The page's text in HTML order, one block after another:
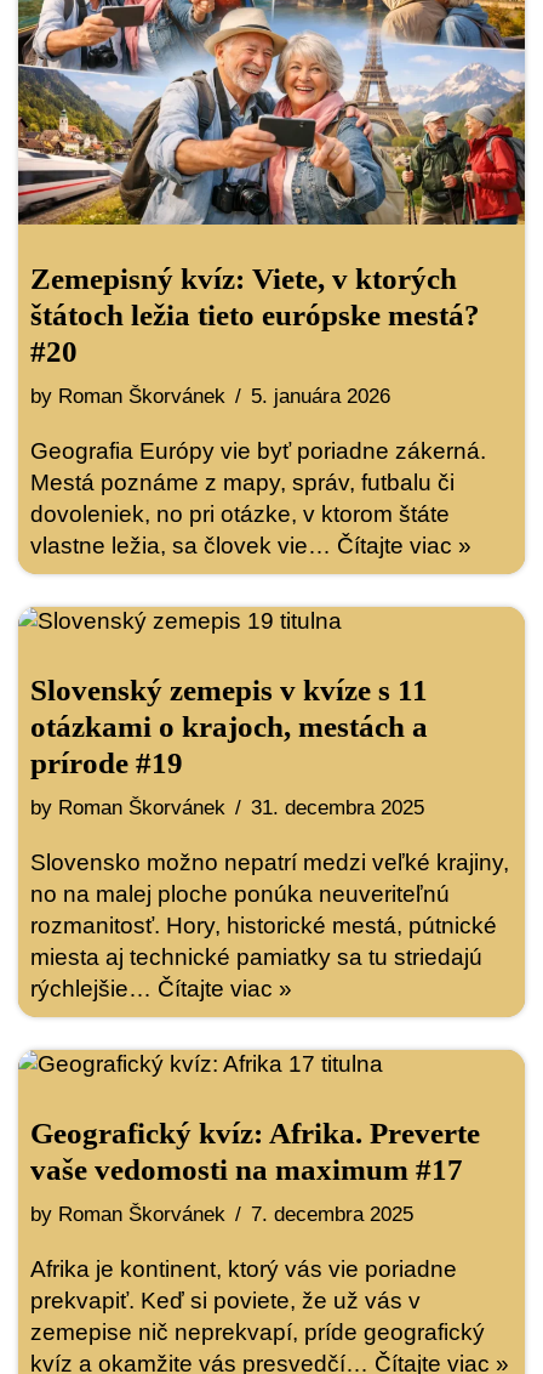
Zemepisný kvíz: Viete, v ktorých
štátoch ležia tieto európske mestá?
#20
by Roman Škorvánek 5. januára 2026
Geografia Európy vie byť poriadne zákerná.
Mestá poznáme z mapy, správ, futbalu či
dovoleniek, no pri otázke, v ktorom štáte
vlastne ležia, sa človek vie… Čítajte viac »
Slovenský zemepis v kvíze s 11
otázkami o krajoch, mestách a
prírode #19
by Roman Škorvánek 31. decembra 2025
Slovensko možno nepatrí medzi veľké krajiny,
no na malej ploche ponúka neuveriteľnú
rozmanitosť. Hory, historické mestá, pútnické
miesta aj technické pamiatky sa tu striedajú
rýchlejšie… Čítajte viac »
Geografický kvíz: Afrika. Preverte
vaše vedomosti na maximum #17
by Roman Škorvánek 7. decembra 2025
Afrika je kontinent, ktorý vás vie poriadne
prekvapiť. Keď si poviete, že už vás v
zemepise nič neprekvapí, príde geografický
kvíz a okamžite vás presvedčí… Čítajte viac »